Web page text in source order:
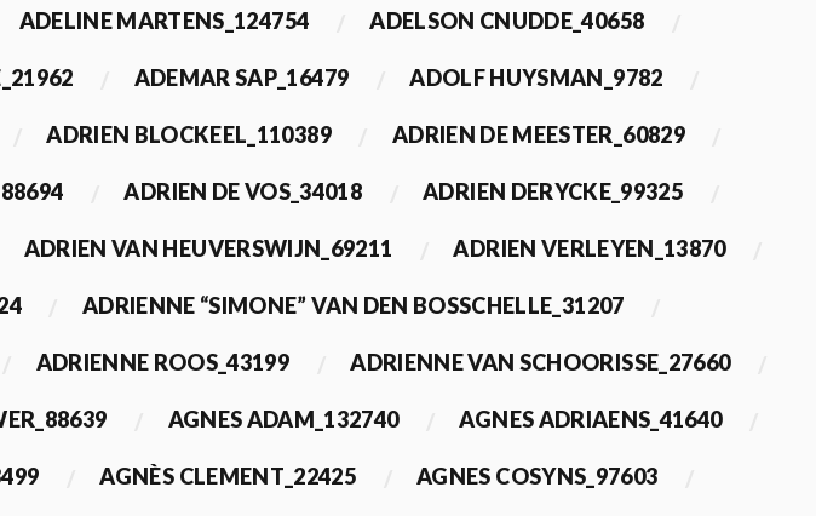
ADELINE MARTENS_124754 ADELSON CNUDDE_40658
ADEMAR SAP_16479 ADOLF HUYSMAN_9782
ADRIEN BLOCKEEL_110389 ADRIEN DE MEESTER_60829
ADRIEN DE VOS_34018 ADRIEN DERYCKE_99325
ADRIEN VAN HEUVERSWIJN_69211 ADRIEN VERLEYEN_13870
ADRIENNE “SIMONE” VAN DEN BOSSCHELLE_31207
ADRIENNE ROOS_43199 ADRIENNE VAN SCHOORISSE_27660
AGNES ADAM_132740 AGNES ADRIAENS_41640
AGNÈS CLEMENT_22425 AGNES COSYNS_97603